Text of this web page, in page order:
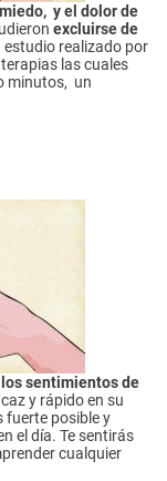
y el dolor de
excluirse de
estudio realizado por
las cuales
minutos, un
sentimientos de
y rápido en su
fuerte posible y
el día. Te sentirás
cualquier